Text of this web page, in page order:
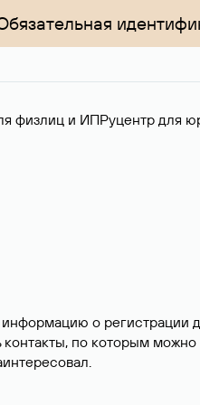
физлиц и ИПРуцентр для
о регистрации
по которым можно